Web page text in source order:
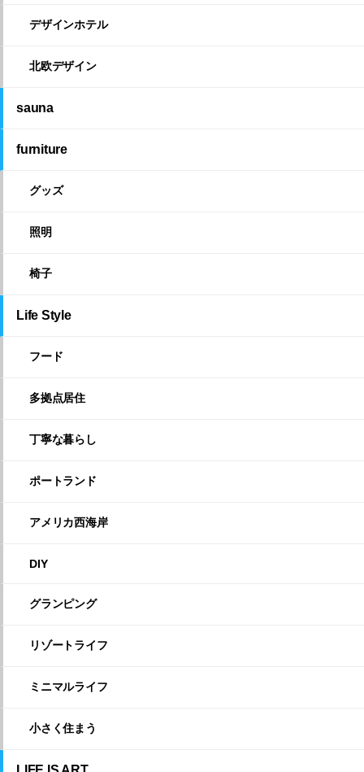
デザインホテル
北欧デザイン
sauna
furniture
グッズ
照明
椅子
Life Style
フード
多拠点居住
丁寧な暮らし
ポートランド
アメリカ西海岸
DIY
グランピング
リゾートライフ
ミニマルライフ
小さく住まう